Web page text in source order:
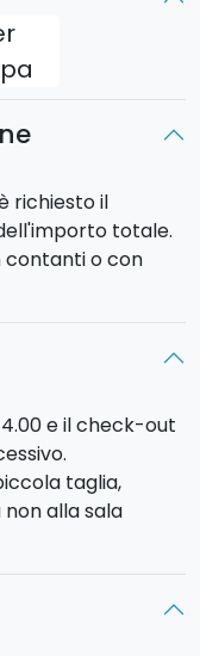
richiesto il
totale.
contanti o con
e il check-out
taglia,
alla sala